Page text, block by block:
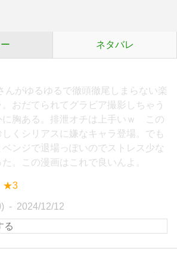
ネタバレ
んがゆるゆるで徹頭徹尾しまらない楽
。おだてられてグラビア撮影しちゃう
に胸ある。排泄オチは上手いｗ この
くシリアスに嫌なキャラ登場。でも
ンジで退場っぽいのでストレス少な
た。この漫画はこれで良いんよ。
★3
2024/12/12